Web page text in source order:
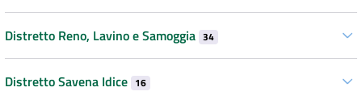
Distretto Reno, Lavino e Samoggia 34
Distretto Savena Idice 16